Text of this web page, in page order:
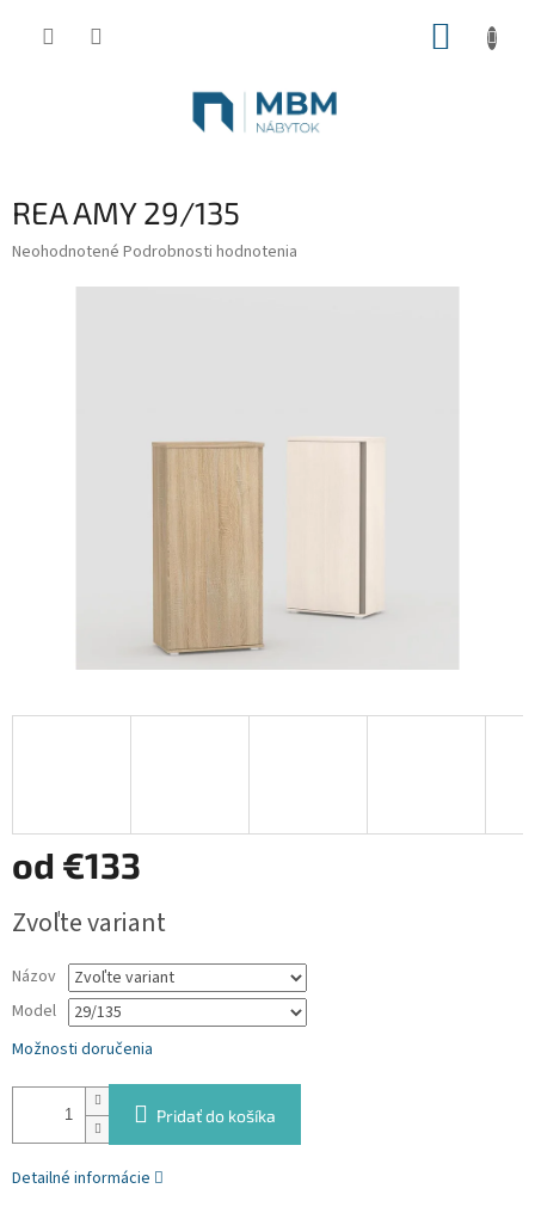
REA AMY 29/135
Priemerné
Neohodnotené Podrobnosti hodnotenia
od €133
cena:
Zvoľte variant
Názov
Model
Možnosti doručenia
Pridať do košíka
Detailné informácie